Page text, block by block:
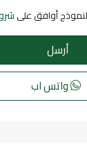
أوافق على
أرسل
واتس اب